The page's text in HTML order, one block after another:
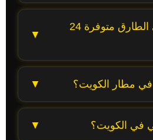
تاكسي في الكويت
50059210
تاكسي المطار الكويت في
بانتظارك.
❓ هل خدمة تاكسي الطارق متوفرة 24
▼
نعم ✅ نحن نوفر تاكسي الكويت 24 ساعة طوال
دائمًا وقت ما تحتاجنا.
مطار الكويت؟ ▼
على تاكسي الطارق للوصول
منه مباشرة إلى أي منطقة
في الكويت؟ ▼